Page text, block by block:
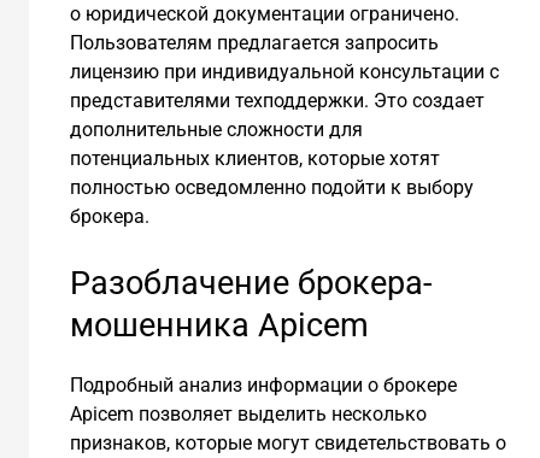
о юридической документации ограничено.
Пользователям предлагается запросить
лицензию при индивидуальной консультации с
представителями техподдержки. Это создает
дополнительные сложности для
потенциальных клиентов, которые хотят
полностью осведомленно подойти к выбору
брокера.
Разоблачение брокера-
мошенника Apicem
Подробный анализ информации о брокере
Apicem позволяет выделить несколько
признаков, которые могут свидетельствовать о